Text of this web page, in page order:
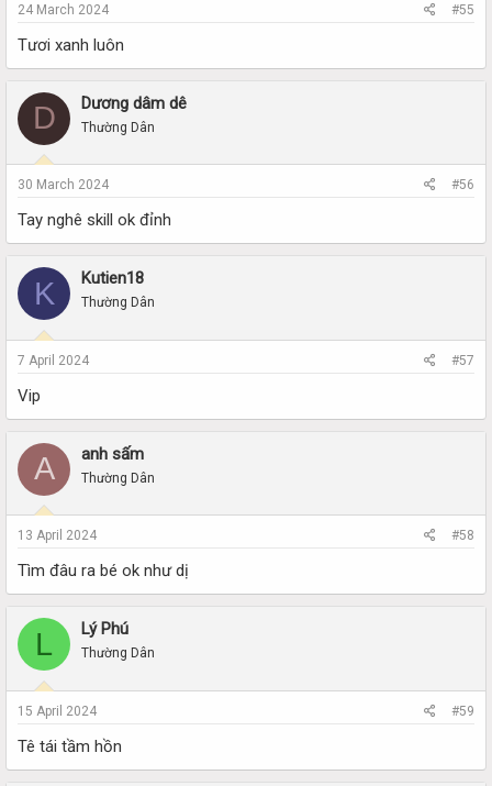
24 March 2024 #55
Tươi xanh luôn
D Dương dâm dê
Thường Dân
30 March 2024 #56
Tay nghê skill ok đỉnh
K Kutien18
Thường Dân
7 April 2024 #57
Vip
A anh sấm
Thường Dân
13 April 2024 #58
Tìm đâu ra bé ok như dị
L Lý Phú
Thường Dân
15 April 2024 #59
Tê tái tầm hồn